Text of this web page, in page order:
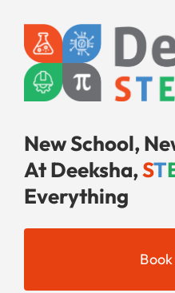
New School,
At Deeksha,ST
Everything